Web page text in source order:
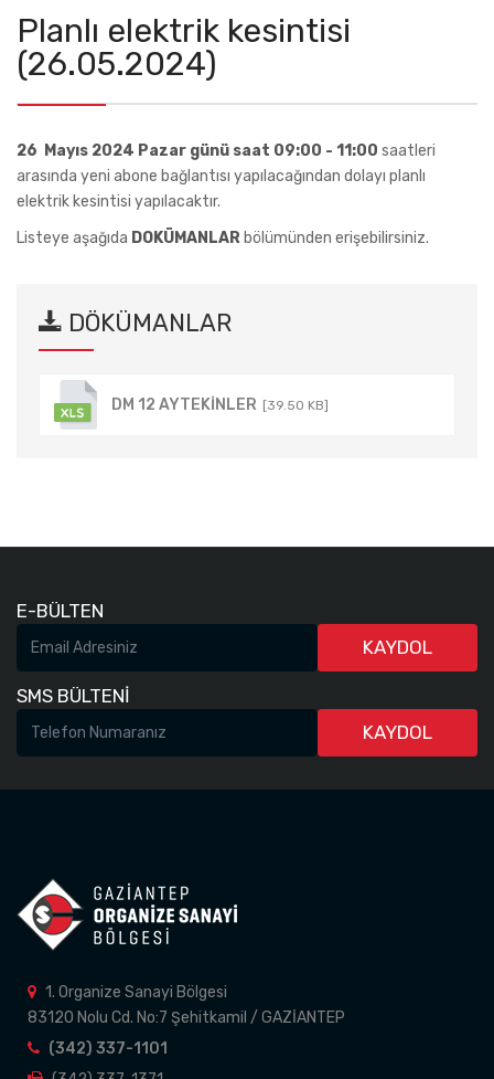
Planlı elektrik kesintisi
(26.05.2024)
26 Mayıs 2024 Pazar günü saat 09:00 - 11:00 saatleri
arasında yeni abone bağlantısı yapılacağından dolayı planlı
elektrik kesintisi yapılacaktır.
Listeye aşağıda DOKÜMANLAR bölümünden erişebilirsiniz.
DÖKÜMANLAR
DM 12 AYTEKİNLER [39.50 KB]
E-BÜLTEN
KAYDOL
SMS BÜLTENİ
KAYDOL
1. Organize Sanayi Bölgesi
83120 Nolu Cd. No:7 Şehitkamil / GAZİANTEP
(342) 337-1101